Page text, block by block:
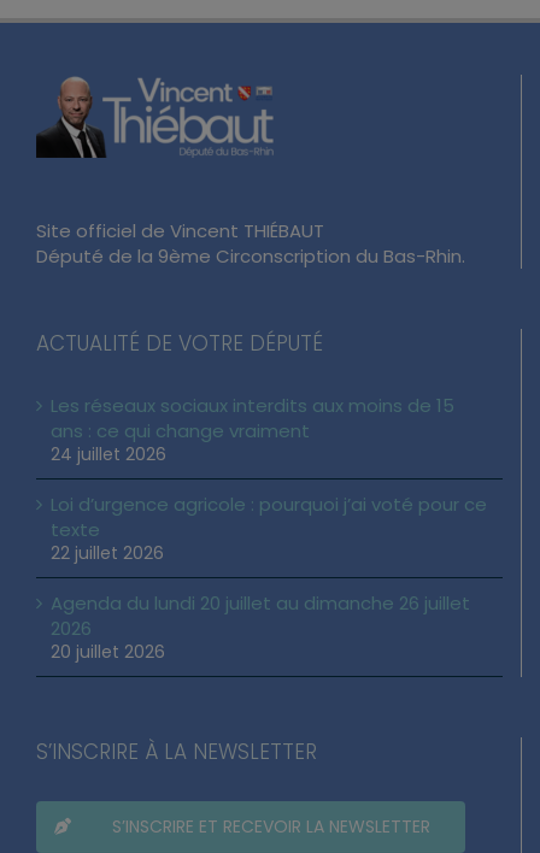
Site officiel de Vincent THIÉBAUT
Député de la 9ème Circonscription du Bas-Rhin.
ACTUALITÉ DE VOTRE DÉPUTÉ
Les réseaux sociaux interdits aux moins de 15
ans : ce qui change vraiment
24 juillet 2026
Loi d’urgence agricole : pourquoi j’ai voté pour ce
texte
22 juillet 2026
Agenda du lundi 20 juillet au dimanche 26 juillet
2026
20 juillet 2026
S’INSCRIRE À LA NEWSLETTER
S’INSCRIRE ET RECEVOIR LA NEWSLETTER